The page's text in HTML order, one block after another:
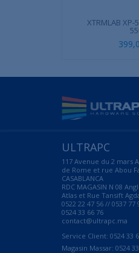
XTRMLAB XP-
ULTRAPC
117 Avenue du 2 mars
de Rome et rue Abou
CASABLANCA
RDC MAGASIN N 08
Atlas et Rue Tansift
0522 22 47 56 // 0537 77
0524 33 66 76
contact@ultrapc.ma
Service Client: 0524 33
Magasin Massar: 0524